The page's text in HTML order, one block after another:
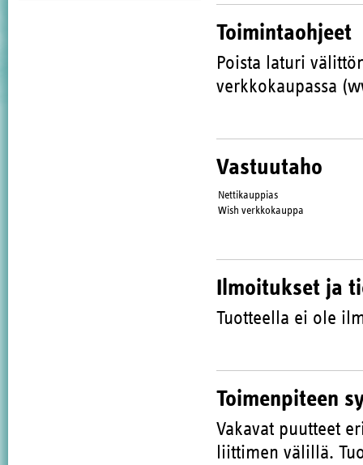
Toimintaohjeet
Poista laturi
verkkokaupassa
Vastuutaho
Nettikauppias
Wish verkkokauppa
Ilmoitukset ja
Tuotteella ei ole
Toimenpiteen
Vakavat puutteet
liittimen välillä.